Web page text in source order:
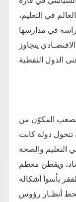
في التعليم،
في مدارسها
يتجاوز
المكوّن من
دولة كانت
والصحة
ويقطن معظم
بأسوأ أشكاله
أنظـار رؤوس